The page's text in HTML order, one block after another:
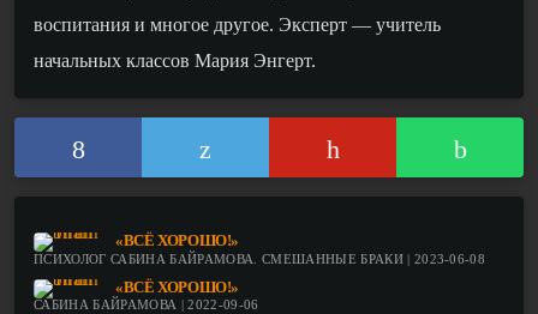
воспитания и многое другое. Эксперт — учитель
начальных классов Мария Энгерт.
«ВСЁ ХОРОШО!»
ПСИХОЛОГ САБИНА БАЙРАМОВА. СМЕШАННЫЕ БРАКИ | 2023-06-08
«ВСЁ ХОРОШО!»
САБИНА БАЙРАМОВА | 2022-09-06